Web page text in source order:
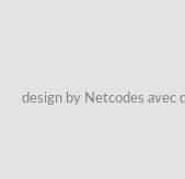
design by Netcodes avec